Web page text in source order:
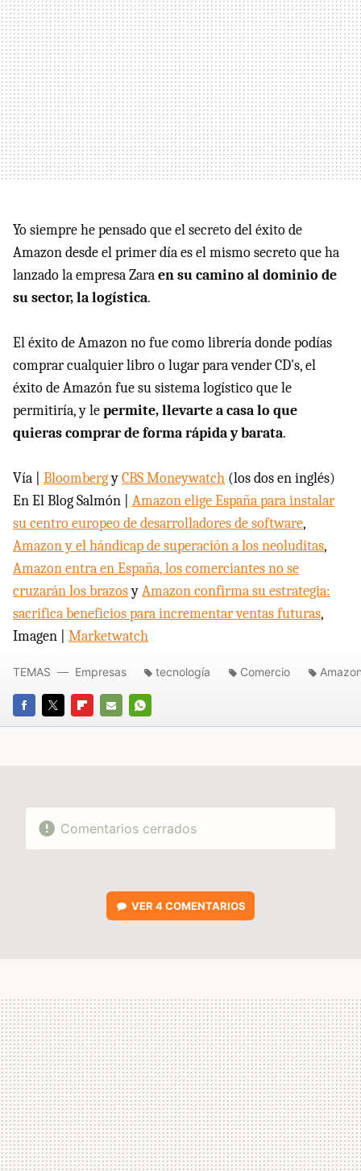
Yo siempre he pensado que el secreto del éxito de
Amazon desde el primer día es el mismo secreto que ha
lanzado la empresa Zaraen su camino al dominio de
su sector, la logística.
El éxito de Amazon no fue como librería donde podías
comprar cualquier libro o lugar para vender CD's, el
éxito de Amazón fue su sistema logístico que le
permitiría, y lepermite, llevarte a casa lo que
quieras comprar de forma rápida y barata.
Vía | BloombergyCBS Moneywatch (los dos en inglés)
En El Blog Salmón | Amazon elige España para instalar
su centro europeo de desarrolladores de software,
Amazon y el hándicap de superación a los neoluditas,
Amazon entra en España, los comerciantes no se
cruzarán los brazosyAmazon confirma su estrategia:
sacrifica beneficios para incrementar ventas futuras,
Imagen | Marketwatch
FACEBOOK
TWITTERFLIPBOARD
E-
WHATSAPP
TEMAS Empresas tecnología Comercio
Comentarios cerrados
VER 4 COMENTARIOS